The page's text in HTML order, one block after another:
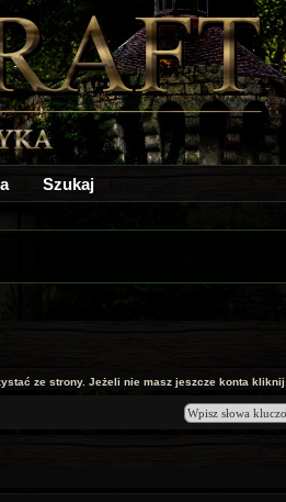
Szukaj
ze strony. Jeżeli nie masz jeszcze konta kliknij